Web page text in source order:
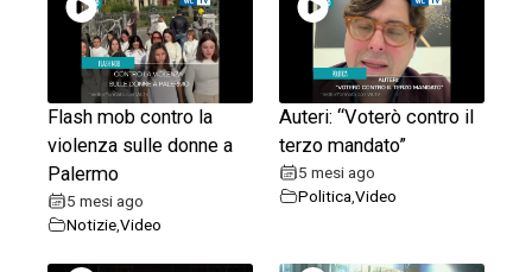
Flash mob contro la
violenza sulle donne a
Palermo
5 mesi ago
NotizieVideo
Auteri: “Voterò contro il
terzo mandato”
5 mesi ago
Politica ,Video